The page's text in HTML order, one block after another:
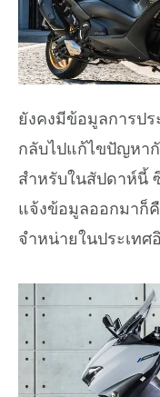
ยังคงมีข้อมูลการปร
กลับไปแก้ไขปัญหากั
สำหรับในสัปดาห์นี้
แจ้งข้อมูลออกมาก็
จำหน่ายในประเทศ